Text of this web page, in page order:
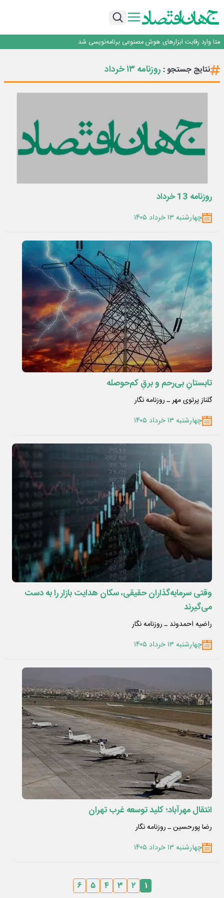
جمنای دستیار اصلی گوشی‌های اندرویدی می‌شود
متا وارد رقابت ابزارهای هوش مصنوعی برنامه‌نویسی شد
فیلم|ببینید:
جمنای دستیار اصلی گوشی‌های اندرویدی می‌شود
نتایج جستجو : روزنامه ۱۳ خرداد
روزنامه 13 خرداد
چهارشنبه ۱۳ خرداد ۱۴۰۵
تابستانِ بی‌رحم و برقِ کم‌حوصله
گلناز پرتوی مهر ـ روزنامه نگار
چهارشنبه ۱۳ خرداد ۱۴۰۵
وقتی سرمایه‌گذاران حقیقی، سکان هدایت بازار را به دست
می‌گیرند
راضیه احمدوند ـ روزنامه نگار
چهارشنبه ۱۳ خرداد ۱۴۰۵
انتقال مهرآباد؛ کلید توسعه غرب تهران
رضا پورحسین ـ روزنامه نگار
چهارشنبه ۱۳ خرداد ۱۴۰۵
۱ ۲ ۳ ۴ ۵ ۶